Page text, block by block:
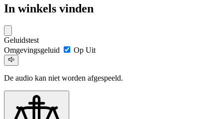
In winkels vinden
Geluidstest
Omgevingsgeluid
Op Uit
De audio kan niet worden afgespeeld.